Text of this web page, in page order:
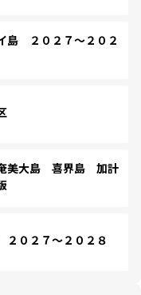
２０２７～２０２
美大島 喜界島 加計
０２７～２０２８